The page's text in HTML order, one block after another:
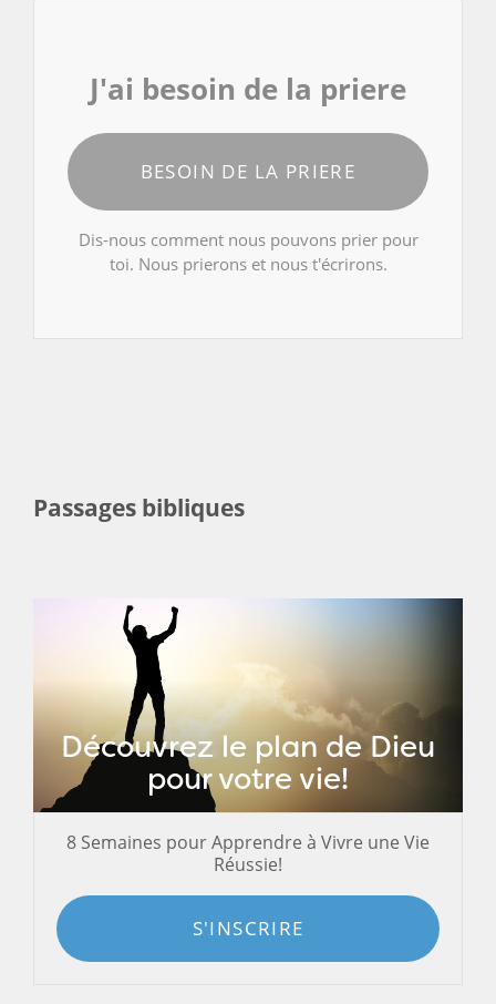
J'ai besoin de la priere
BESOIN DE LA PRIERE
Dis-nous comment nous pouvons prier pour
toi. Nous prierons et nous t'écrirons.
Passages bibliques
Découvrez le plan de Dieu
pour votre vie!
8 Semaines pour Apprendre à Vivre une Vie
Réussie!
S'INSCRIRE